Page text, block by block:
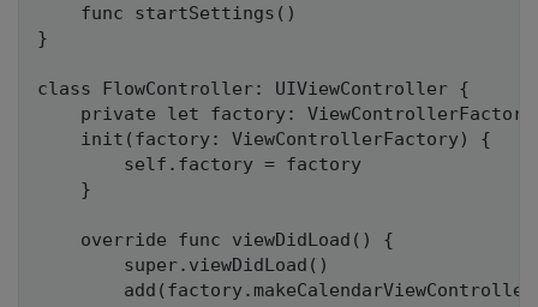
    func startSettings()
}
class FlowController: UIViewController {
    private let factory: ViewControllerFactory
    init(factory: ViewControllerFactory) {
        self.factory = factory
    }
    override func viewDidLoad() {
        super.viewDidLoad()